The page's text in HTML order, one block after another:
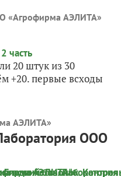
«Агрофирма АЭЛИТА»
20 штук из 30
+20. первые всходы
АЭЛИТА»
ООО